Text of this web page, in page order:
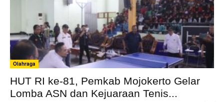
Olahraga
HUT RI ke-81, Pemkab Mojokerto Gelar
Lomba ASN dan Kejuaraan Tenis...